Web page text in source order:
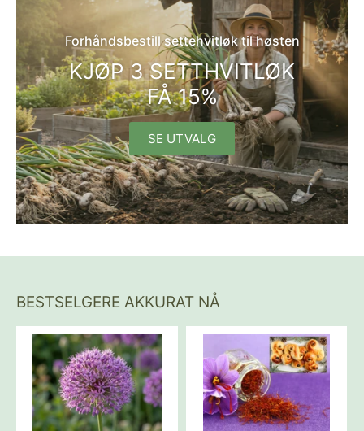
Forhåndsbestill settehvitløk til høsten
KJØP 3 SETTHVITLØK
FÅ 15%
SE UTVALG
BESTSELGERE AKKURAT NÅ